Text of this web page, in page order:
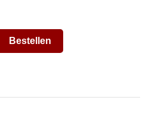
Bestellen